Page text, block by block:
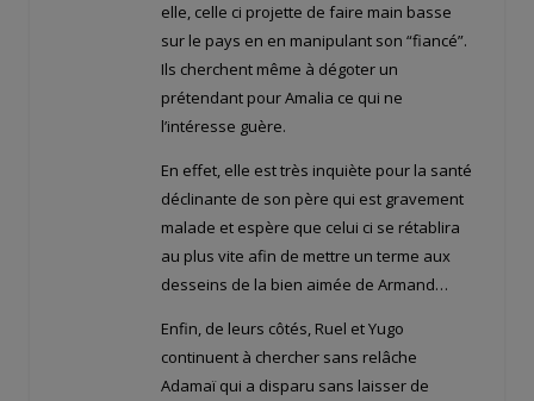
elle, celle ci projette de faire main basse
sur le pays en en manipulant son “fiancé”.
Ils cherchent même à dégoter un
prétendant pour Amalia ce qui ne
l’intéresse guère.
En effet, elle est très inquiète pour la santé
déclinante de son père qui est gravement
malade et espère que celui ci se rétablira
au plus vite afin de mettre un terme aux
desseins de la bien aimée de Armand…
Enfin, de leurs côtés, Ruel et Yugo
continuent à chercher sans relâche
Adamaï qui a disparu sans laisser de